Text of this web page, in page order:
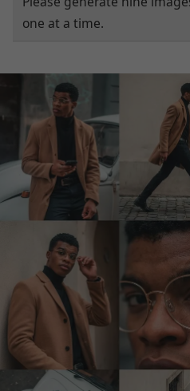
one at a time.